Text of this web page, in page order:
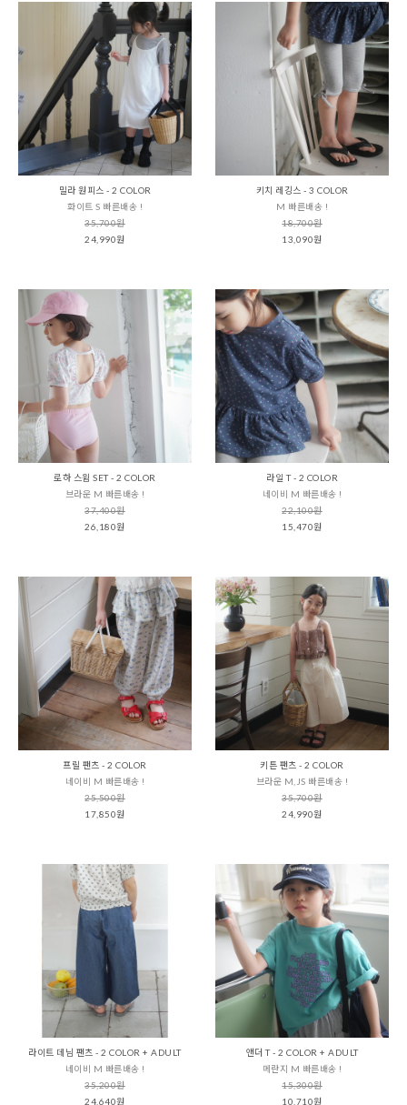
밀라 원피스 - 2 COLOR
화이트 S 빠른배송 !
35,700원
24,990원
키치 레깅스 - 3 COLOR
M 빠른배송 !
18,700원
13,090원
로하 스윔 SET - 2 COLOR
브라운 M 빠른배송 !
37,400원
26,180원
라일 T - 2 COLOR
네이비 M 빠른배송 !
22,100원
15,470원
프릴 팬츠 - 2 COLOR
네이비 M 빠른배송 !
25,500원
17,850원
키튼 팬츠 - 2 COLOR
브라운 M,JS 빠른배송 !
35,700원
24,990원
라이트 데님 팬츠 - 2 COLOR + ADULT
네이비 M 빠른배송 !
35,200원
24,640원
앤더 T - 2 COLOR + ADULT
메란지 M 빠른배송 !
15,300원
10,710원